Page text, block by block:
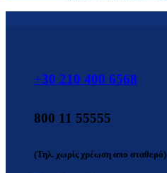
+30 210 400 6568
800 11 55555
(Τηλ. χωρίς χρέωση απο σταθερό)